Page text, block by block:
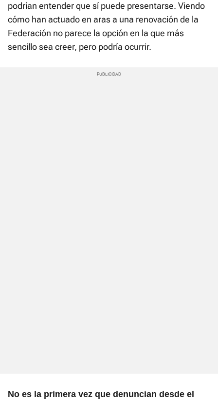
podrían entender que sí puede presentarse. Viendo
cómo han actuado en aras a una renovación de la
Federación no parece la opción en la que más
sencillo sea creer, pero podría ocurrir.
No es la primera vez que denuncian desde el